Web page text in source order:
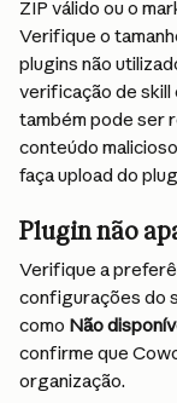
ZIP válido ou o
Verifique o
plugins não
verificação de skill
também pode ser
conteúdo
faça upload do
Plugin não
Verifique a
configurações do
como Não
confirme que
organização.